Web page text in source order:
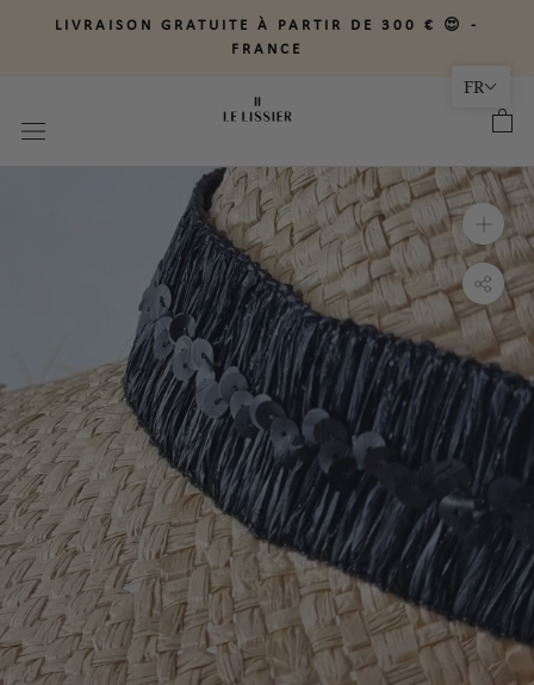
LIVRAISON GRATUITE À PARTIR DE 300 € 😍 -
FRANCE
FR